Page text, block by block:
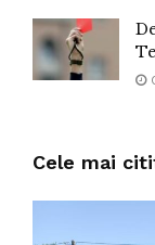
Cele mai